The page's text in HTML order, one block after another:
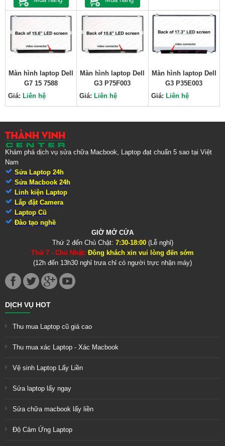
Màn hình laptop Dell
G7 15 7588
Giá: Liên hệ
Màn hình laptop Dell
G3 P75F003
Giá: Liên hệ
Màn hình laptop Dell
G3 P35E003
Giá: Liên hệ
Khám phá dịch vụ sửa chữa Macbook, Laptop đạt chuẩn 5 sao tại Việt
Nam
Sửa Laptop 24h
Sửa Macbook 24h
Linh kiện Laptop
Lắp đặt Camera
Laptop Cũ
Đào tạo nghề
GIỜ MỞ CỬA
Thứ 2 đến Chủ Chật: 7:30-18:00(Lễ nghỉ)
Thứ 7 - Chủ Nhật: Đông khách xin vui lòng đến sớm
(12h đến 13h30 nghỉ trưa chỉ có người trực nhận máy)
DỊCH VỤ HOT
Thu mua Laptop cũ giá cao
Thu mua xác Laptop - Xác Macbook
Vệ sinh Laptop Lấy Liền
Sửa laptop lấy ngay
Sửa chữa macbook lấy liền
Độ Cảm Ứng Laptop